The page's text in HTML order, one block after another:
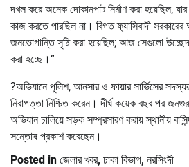
দখল করে অনেক দোকানপাট নির্মাণ করা হয়েছিল,
কাজ করতে পারছিল না। বিগত ফ্যাসিবাদী
জনভোগান্তি সৃষ্টি করা হয়েছিল; আজ সেগুলো
করা হচ্ছে।”
?অভিযানে পুলিশ, আনসার ও ফায়ার সার্ভিসের
নিরাপত্তা নিশ্চিত করেন। দীর্ঘ কয়েক বছর পর
অভিযান চালিয়ে সড়ক সম্প্রসারণ করায় স্থানীয়
সন্তোষ প্রকাশ করেছেন।
Posted in জেলার খবর, ঢাকা বিভাগ, নরসিংদী